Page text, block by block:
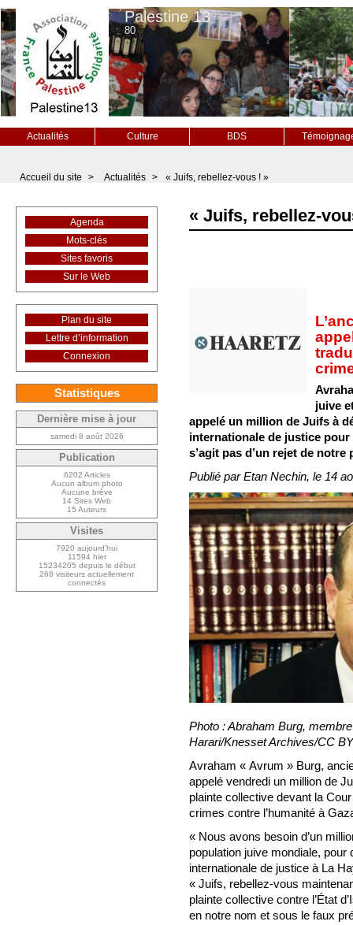
Palestine 13
80
Actualités Culture BDS
Accueil du site > Actualités > « Juifs, rebellez-vous ! »
« Juifs, rebellez-
juive
appelé un million de Juifs à
internationale de justice pour
s’agit pas d’un rejet de notre
Publié par Etan Nechin, le 14
Photo : Abraham Burg,
Harari/Knesset Archives/CC
Avraham « Avrum » Burg,
appelé vendredi un million de
plainte collective devant la
crimes contre l’humanité à
« Nous avons besoin d’un
population juive mondiale,
internationale de justice à La
« Juifs, rebellez-vous
plainte collective contre l’État
en notre nom et sous le faux
Agenda
Mots-clés
Sites favoris
Sur le Web
Plan du site
Lettre d’information
Connexion
Statistiques
Dernière mise à jour
samedi 8 août 2026
Publication
6202 Articles
Aucun album photo
Aucune brève
14 Sites Web
15 Auteurs
Visites
7920 aujourd’hui
11594 hier
15234205 depuis le début
268 visiteurs actuellement
connectés